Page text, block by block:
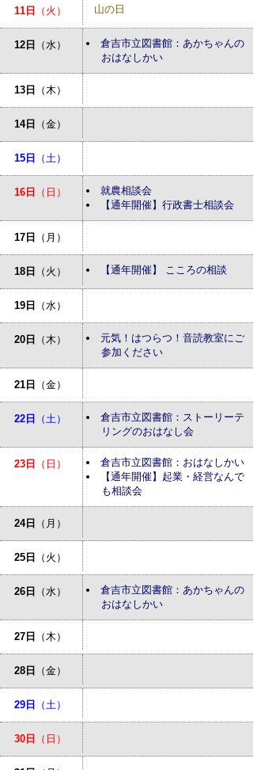
11日 （火） 山の日
12日 （水）
倉吉市立図書館：あかちゃんの
おはなしかい
13日 （木）
14日 （金）
15日 （土）
16日 （日）
就農相談会
【通年開催】行政書士相談会
17日 （月）
18日 （火） 【通年開催】 こころの相談
19日 （水）
20日 （木）
元気！はつらつ！音読教室にご
参加ください
21日 （金）
22日 （土）
倉吉市立図書館：ストーリーテ
リングのおはなし会
23日 （日）
倉吉市立図書館：おはなしかい
【通年開催】起業・経営なんで
も相談会
24日 （月）
25日 （火）
26日 （水）
倉吉市立図書館：あかちゃんの
おはなしかい
27日 （木）
28日 （金）
29日 （土）
30日 （日）